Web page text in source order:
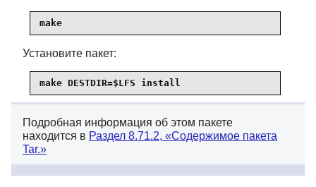
make
Установите пакет:
make DESTDIR=$LFS install
Подробная информация об этом пакете
находится в Раздел 8.71.2, «Содержимое пакета
Tar.»